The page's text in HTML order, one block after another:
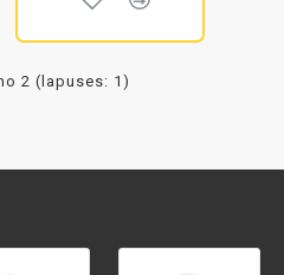
2 (lapuses: 1)